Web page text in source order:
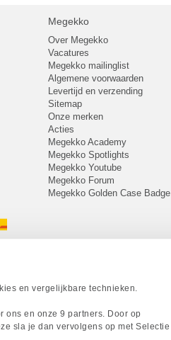
en vergelijkbare technieken.
ons en onze 9 partners. Door op
sla je dan vervolgens op met Selectie
Megekko
Over Megekko
Vacatures
Megekko mailinglist
Algemene voorwaarden
Levertijd en verzending
Sitemap
Onze merken
Acties
Megekko Academy
Megekko Spotlights
Megekko Youtube
Megekko Forum
Megekko Golden Case Badge